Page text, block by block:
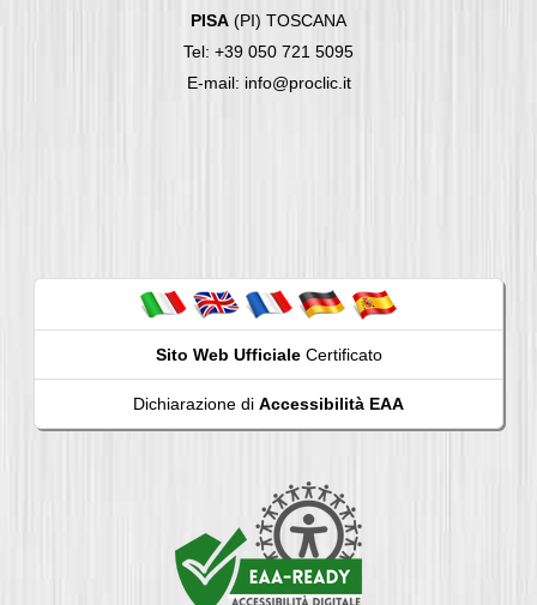
PISA (PI) TOSCANA
Tel: +39 050 721 5095
E-mail: info@proclic.it
Sito Web UfficialeCertificato
Dichiarazione di Accessibilità EAA